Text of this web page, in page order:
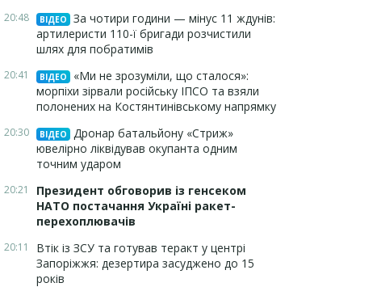
20:48 ВІДЕО
За чотири години — мінус 11 ждунів:
артилеристи 110-ї бригади розчистили
шлях для побратимів
20:41 ВІДЕО
«Ми не зрозуміли, що сталося»:
морпіхи зірвали російську ІПСО та взяли
полонених на Костянтинівському напрямку
20:30 ВІДЕО
Дронар батальйону «Стриж»
ювелірно ліквідував окупанта одним
точним ударом
20:21
Президент обговорив із генсеком
НАТО постачання Україні ракет-
перехоплювачів
20:11
Втік із ЗСУ та готував теракт у центрі
Запоріжжя: дезертира засуджено до 15
років